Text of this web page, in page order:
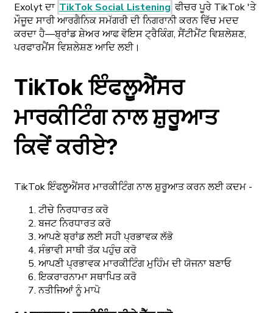
Exolyt ਦਾ TikTok Social Listening ਫੀਚਰ ਪੂਰੇ TikTok 'ਤੇ
ਮੌਜੂਦ ਸਾਰੀ ਆਰਗੈਨਿਕ ਸਮੱਗਰੀ ਦੀ ਨਿਗਰਾਨੀ ਕਰਨ ਵਿੱਚ ਮਦਦ
ਕਰਦਾ ਹੈ—ਬ੍ਰਾਂਡ ਸ਼ੇਅਰ ਆਫ ਵੋਇਸ ਟ੍ਰੈਕਿੰਗ, ਸੈਂਟੀਮੈਂਟ ਵਿਸ਼ਲੇਸ਼ਣ,
ਪਰਫਾਰਮੈਂਸ ਵਿਸ਼ਲੇਸ਼ਣ ਆਦਿ ਲਈ।
TikTok ਇੰਫਲੂਐਂਸਰ
ਮਾਰਕੀਟਿੰਗ ਨਾਲ ਸ਼ੁਰੂਆਤ
ਕਿਵੇਂ ਕਰੀਏ?
TikTok ਇੰਫਲੂਐਂਸਰ ਮਾਰਕੀਟਿੰਗ ਨਾਲ ਸ਼ੁਰੂਆਤ ਕਰਨ ਲਈ ਕਦਮ -
ਟੀਚੇ ਨਿਰਧਾਰਤ ਕਰੋ
ਬਜਟ ਨਿਰਧਾਰਤ ਕਰੋ
ਆਪਣੇ ਬ੍ਰਾਂਡ ਲਈ ਸਹੀ ਪ੍ਰਭਾਵਕ ਲੱਭੋ
ਸੰਭਾਵੀ ਸਾਥੀ ਤੱਕ ਪਹੁੰਚ ਕਰੋ
ਆਪਣੀ ਪ੍ਰਭਾਵਕ ਮਾਰਕੀਟਿੰਗ ਮੁਹਿੰਮ ਦੀ ਯੋਜਨਾ ਬਣਾਓ
ਇਕਰਾਰਨਾਮਾ ਸਥਾਪਿਤ ਕਰੋ
ਨਤੀਜਿਆਂ ਨੂੰ ਮਾਪੋ